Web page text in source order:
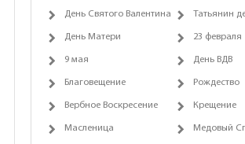
День Святого Валентина Татьянин
День Матери 23 февраля
9 мая День ВДВ
Благовещение Рождество
Вербное Воскресение Крещение
Масленица Медовый